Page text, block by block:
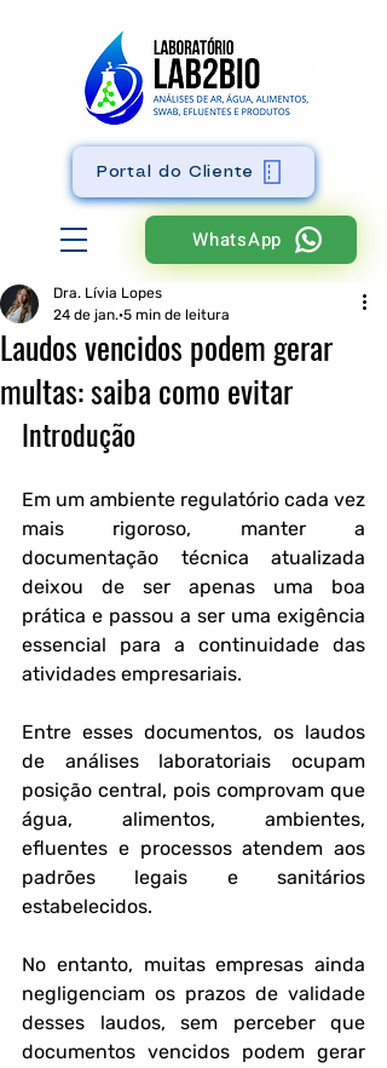
WhatsApp
Portal do Cliente
Laudos vencidos podem gerar
multas: saiba como evitar
Dra. Lívia Lopes
24 de jan. 5 min de leitura
Introdução
Em um ambiente regulatório cada vez
mais rigoroso, manter a
documentação técnica atualizada
deixou de ser apenas uma boa
prática e passou a ser uma exigência
essencial para a continuidade das
atividades empresariais.
Entre esses documentos, os laudos
de análises laboratoriais ocupam
posição central, pois comprovam que
água, alimentos, ambientes,
efluentes e processos atendem aos
padrões legais e sanitários
estabelecidos.
No entanto, muitas empresas ainda
negligenciam os prazos de validade
desses laudos, sem perceber que
documentos vencidos podem gerar